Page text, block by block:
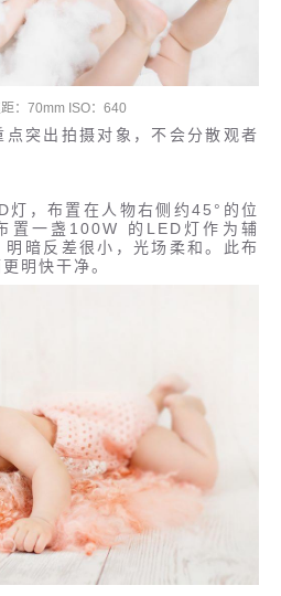
：70mm ISO：640
突出拍摄对象，不会分散观者
，布置在人物右侧约45°的位
置一盏100W 的LED灯作为辅
暗反差很小，光场柔和。此布
明快干净。